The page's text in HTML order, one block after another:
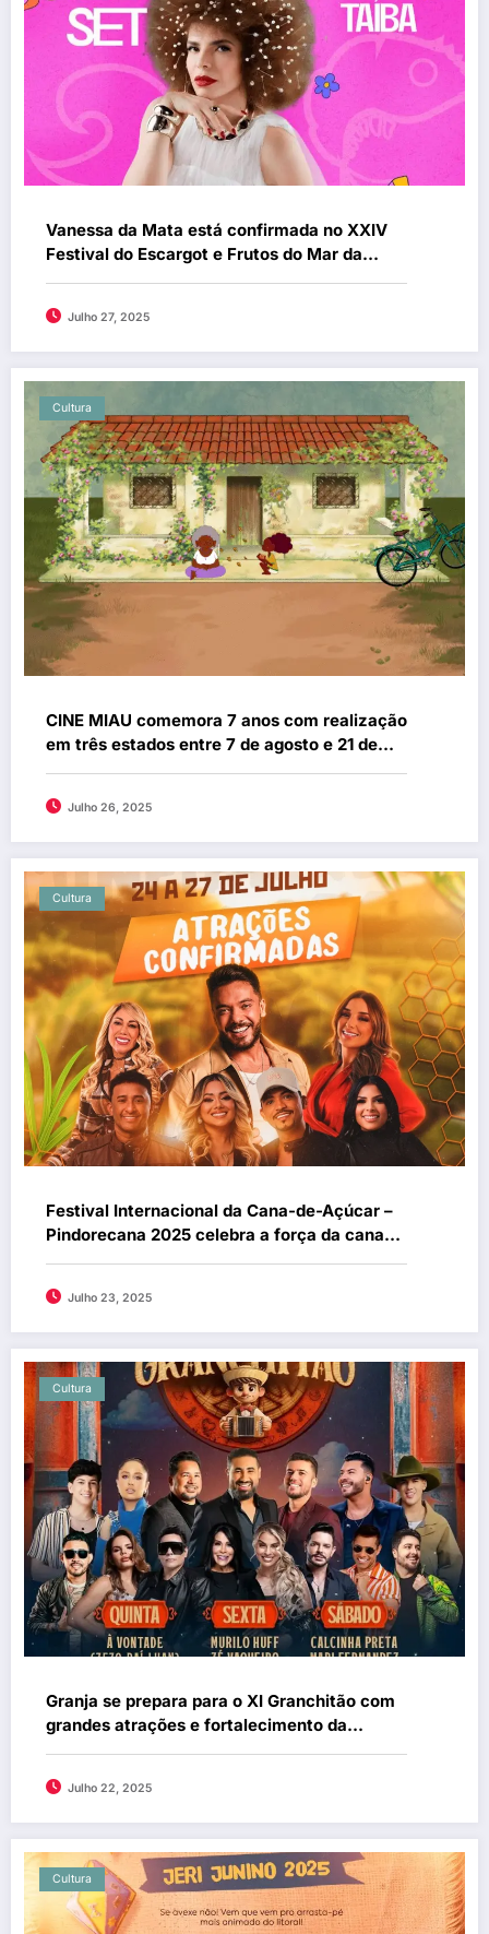
Vanessa da Mata está confirmada no XXIV
Festival do Escargot e Frutos do Mar da
Taíba
Julho 27, 2025
Cultura
CINE MIAU comemora 7 anos com realização
em três estados entre 7 de agosto e 21 de
setembro
Julho 26, 2025
Cultura
Festival Internacional da Cana-de-Açúcar –
Pindorecana 2025 celebra a força da cana-
de-açúcar com turismo, cultura, inovação e
Julho 23, 2025
Cultura
Granja se prepara para o XI Granchitão com
grandes atrações e fortalecimento da
cultura local
Julho 22, 2025
Cultura